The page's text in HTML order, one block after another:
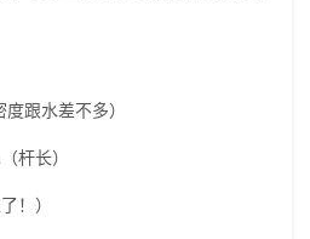
跟水差不多）
杆长）
！）